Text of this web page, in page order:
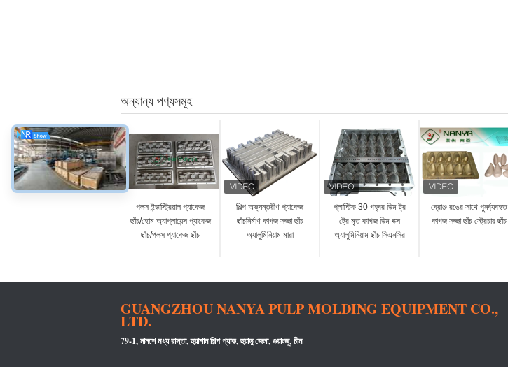
অন্যান্য পণ্যসমূহ
পলস ইন্ডাস্ট্রিয়াল প্যাকেজ
ছাঁচ/হোম অ্যাপ্লায়েন্স প্যাকেজ
ছাঁচ/পলস প্যাকেজ ছাঁচ
শিল্প অভ্যন্তরীণ প্যাকেজ
ছাঁচনির্মাণ কাগজ সজ্জা ছাঁচ
অ্যালুমিনিয়াম মারা
প্লাস্টিক 30 গহ্বর ডিম ট্র
ট্রে মৃত কাগজ ডিম বক্স
অ্যালুমিনিয়াম ছাঁচ সিএনসির
ব্রোঞ্জ রঙের সাথে পুনর্ব্যবহৃত
কাগজ সজ্জা ছাঁচ স্ট্রেচার ছাঁচ
GUANGZHOU NANYA PULP MOLDING EQUIPMENT CO.,
LTD.
79-1, নানশে মধ্য রাস্তা, হুয়াশান শিল্প প্যাক, হুয়াডু জেলা, গুয়াংজু, চীন